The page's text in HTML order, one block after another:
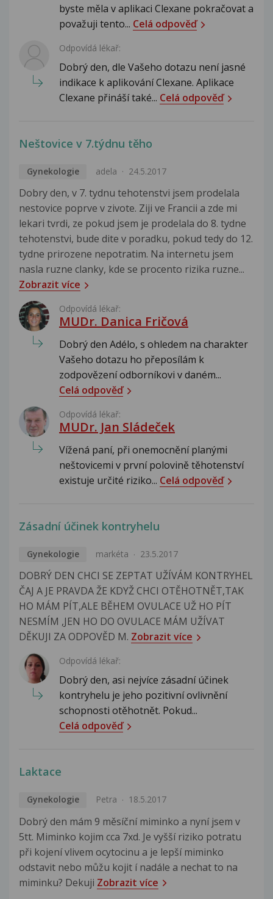
byste měla v aplikaci Clexane pokračovat a
považuji tento... Celá odpověď
Odpovídá lékař:
Dobrý den, dle Vašeho dotazu není jasné
indikace k aplikování Clexane. Aplikace
Clexane přináší také... Celá odpověď
Neštovice v 7.týdnu těho
Gynekologie adela 24.5.2017
Dobry den, v 7. tydnu tehotenstvi jsem prodelala
nestovice poprve v zivote. Ziji ve Francii a zde mi
lekari tvrdi, ze pokud jsem je prodelala do 8. tydne
tehotenstvi, bude dite v poradku, pokud tedy do 12.
tydne prirozene nepotratim. Na internetu jsem
nasla ruzne clanky, kde se procento rizika ruzne...
Zobrazit více
Odpovídá lékař:
MUDr. Danica Fričová
Dobrý den Adélo, s ohledem na charakter
Vašeho dotazu ho přeposílám k
zodpovězení odborníkovi v daném...
Celá odpověď
Odpovídá lékař:
MUDr. Jan Sládeček
Vížená paní, při onemocnění planými
neštovicemi v první polovině těhotenství
existuje určité riziko... Celá odpověď
Zásadní účinek kontryhelu
Gynekologie markéta 23.5.2017
DOBRÝ DEN CHCI SE ZEPTAT UŽÍVÁM KONTRYHEL
ČAJ A JE PRAVDA ŽE KDYŽ CHCI OTĚHOTNĚT,TAK
HO MÁM PÍT,ALE BĚHEM OVULACE UŽ HO PÍT
NESMÍM ,JEN HO DO OVULACE MÁM UŽÍVAT
DĚKUJI ZA ODPOVĚD M. Zobrazit více
Odpovídá lékař:
Dobrý den, asi nejvíce zásadní účinek
kontryhelu je jeho pozitivní ovlivnění
schopnosti otěhotnět. Pokud...
Celá odpověď
Laktace
Gynekologie Petra 18.5.2017
Dobrý den mám 9 měsíční miminko a nyní jsem v
5tt. Miminko kojim cca 7xd. Je vyšší riziko potratu
při kojení vlivem ocytocinu a je lepší miminko
odstavit nebo můžu kojit í nadále a nechat to na
miminku? Dekuji Zobrazit více